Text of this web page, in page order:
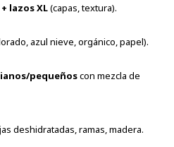
lazos XL(capas, textura).
azul nieve, orgánico, papel).
pequeñoscon mezcla de
deshidratadas, ramas, madera.